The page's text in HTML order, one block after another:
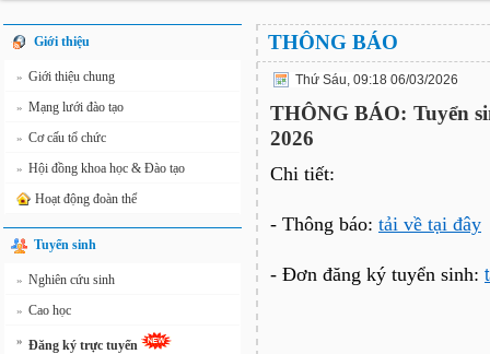
Giới thiệu
» Giới thiệu chung
» Mạng lưới đào tạo
» Cơ cấu tổ chức
» Hội đồng khoa học & Đào tạo
Hoạt động đoàn thể
Tuyển sinh
» Nghiên cứu sinh
» Cao học
» Đăng ký trực tuyến
THÔNG BÁO
Thứ Sáu, 09:18 06/03/2026
THÔNG BÁO: Tuyển
2026
Chi tiết:
- Thông báo: tải về tại đây
- Đơn đăng ký tuyển sinh: